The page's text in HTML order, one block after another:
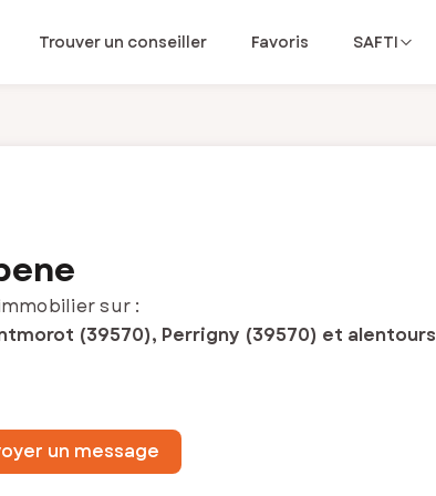
Trouver un conseiller Favoris SAFTI
sur :
(39570), Perrigny (39570) et alentours
un message